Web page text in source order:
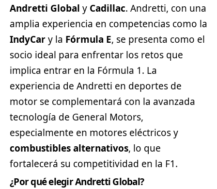
Andretti Global y Cadillac. Andretti, con una
amplia experiencia en competencias como la
IndyCary la Fórmula E, se presenta como el
socio ideal para enfrentar los retos que
implica entrar en la Fórmula 1. La
experiencia de Andretti en deportes de
motor se complementará con la avanzada
tecnología de General Motors,
especialmente en motores eléctricos y
combustibles alternativos, lo que
fortalecerá su competitividad en la F1.
¿Por qué elegir Andretti Global?